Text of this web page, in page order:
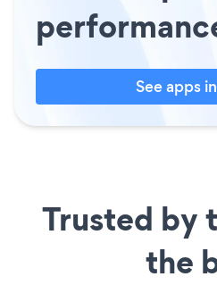
See apps
Trusted by
the